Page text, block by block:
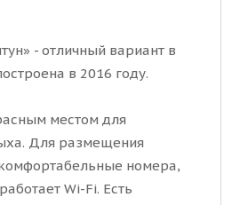
- отличный вариант в
в 2016 году.
местом для
Для размещения
номера,
Wi-Fi. Есть